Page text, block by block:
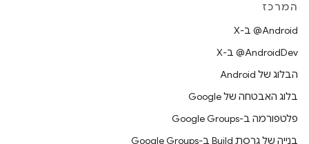
המרכז
‫‎@Android ב-X
‫‎@AndroidDev ב-X
הבלוג של Android
בלוג האבטחה של Google
פלטפורמה ב-Google Groups
בנייה של גרסת Build ב-Google Groups